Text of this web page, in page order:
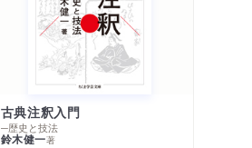
古典注釈入門
─歴史と技法
鈴木健一著